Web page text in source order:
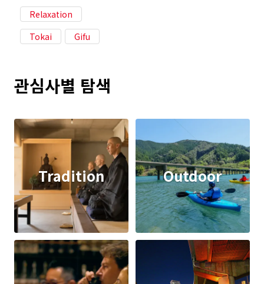
Relaxation
Tokai
Gifu
관심사별 탐색
Tradition Outdoor